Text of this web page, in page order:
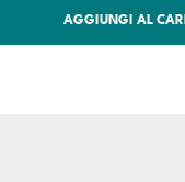
AGGIUNGI AL